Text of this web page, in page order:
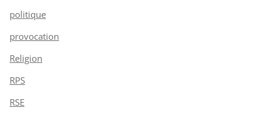
politique
provocation
Religion
RPS
RSE